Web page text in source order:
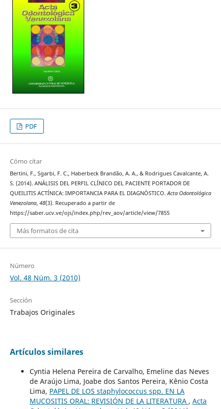
PDF
Cómo citar
Bertini, F., Sgarbi, F. C., Haberbeck Brandão, A. A., & Rodrigues Cavalcante, A.
S. (2014). ANÁLISIS DEL PERFIL CLÍNICO DEL PACIENTE PORTADOR DE
QUEILITIS ACTÍNICA: IMPORTANCIA PARA EL DIAGNÓSTICO.Acta Odontológica
Venezolana, 48(3). Recuperado a partir de
https://saber.ucv.ve/ojs/index.php/rev_aov/article/view/7855
Más formatos de cita
Número
Vol. 48 Núm. 3 (2010)
Sección
Trabajos Originales
Artículos similares
Cyntia Helena Pereira de Carvalho, Emeline das Neves
de Araújo Lima, Joabe dos Santos Pereira, Kênio Costa
Lima, PAPEL DE LOS staphylococcus spp. EN LA
MUCOSITIS ORAL: REVISIÓN DE LA LITERATURA , Acta